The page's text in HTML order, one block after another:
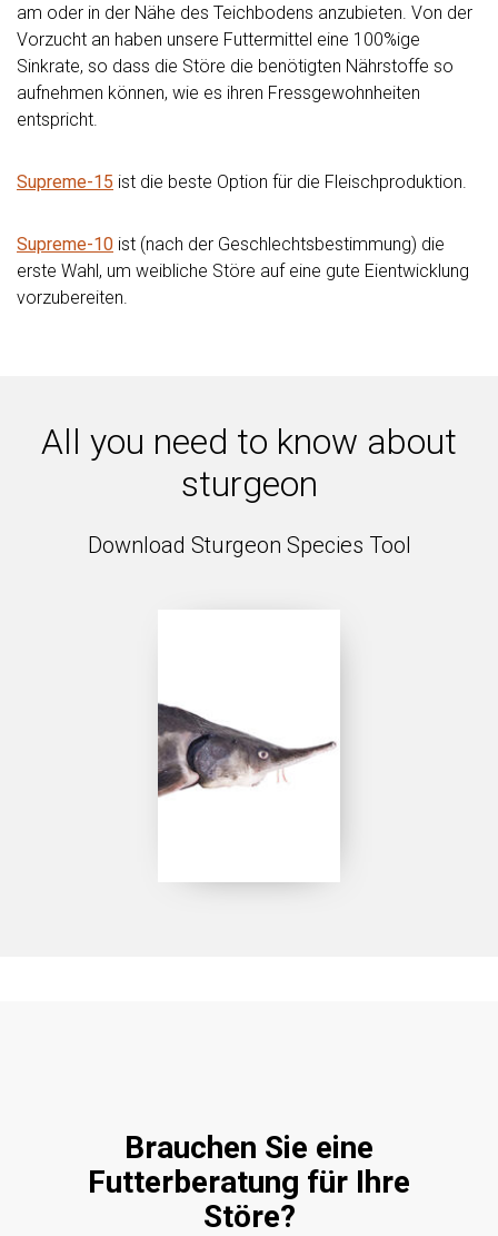
am oder in der Nähe des Teichbodens anzubieten. Von der
Vorzucht an haben unsere Futtermittel eine 100%ige
Sinkrate, so dass die Störe die benötigten Nährstoffe so
aufnehmen können, wie es ihren Fressgewohnheiten
entspricht.
Supreme-15 ist die beste Option für die Fleischproduktion.
Supreme-10 ist (nach der Geschlechtsbestimmung) die
erste Wahl, um weibliche Störe auf eine gute Eientwicklung
vorzubereiten.
All you need to know about
sturgeon
Download Sturgeon Species Tool
Brauchen Sie eine
Futterberatung für Ihre
Störe?